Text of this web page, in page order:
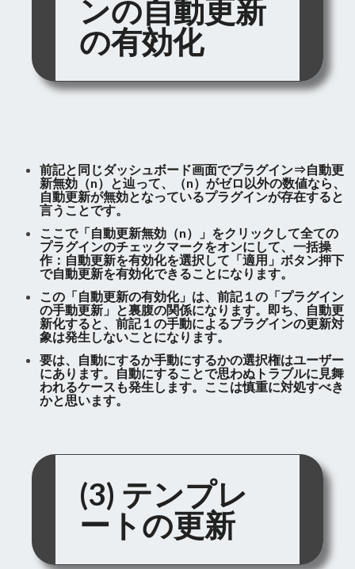
ンの自動更新
の有効化
前記と同じダッシュボード画面でプラグイン⇒自動更
新無効（n）と辿って、（n）がゼロ以外の数値なら、
自動更新が無効となっているプラグインが存在すると
言うことです。
ここで「自動更新無効（n）」をクリックして全ての
プラグインのチェックマークをオンにして、一括操
作：自動更新を有効化を選択して「適用」ボタン押下
で自動更新を有効化できることになります。
この「自動更新の有効化」は、前記１の「プラグイン
の手動更新」と裏腹の関係になります。即ち、自動更
新化すると、前記１の手動によるプラグインの更新対
象は発生しないことになります。
要は、自動にするか手動にするかの選択権はユーザー
にあります。自動にすることで思わぬトラブルに見舞
われるケースも発生します。ここは慎重に対処すべき
かと思います。
(3) テンプレ
ートの更新